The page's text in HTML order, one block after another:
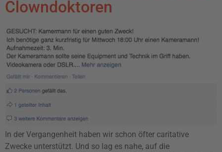
Clowndoktoren
In der Vergangenheit haben wir schon öfter caritative
Zwecke unterstützt. Und so lag es nahe, auf die